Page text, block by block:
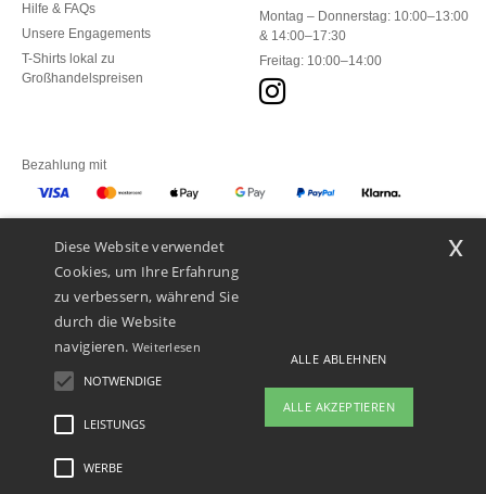
Hilfe & FAQs
Unsere Engagements
T-Shirts lokal zu
Großhandelspreisen
Montag – Donnerstag: 10:00–13:00
& 14:00–17:30
Freitag: 10:00–14:00
Bezahlung mit
Unsere Paketzusteller
Rechtliche Hinweise
Diese Website verwendet
Cookies, um Ihre Erfahrung
zu verbessern, während Sie
durch die Website
navigieren. Weiterlesen
NOTWENDIGE
LEISTUNGS
WERBE
ALLE ABLEHNEN
ALLE AKZEPTIEREN
x